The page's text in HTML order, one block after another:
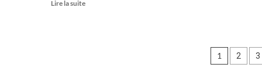
Lire la suite
1 2 3